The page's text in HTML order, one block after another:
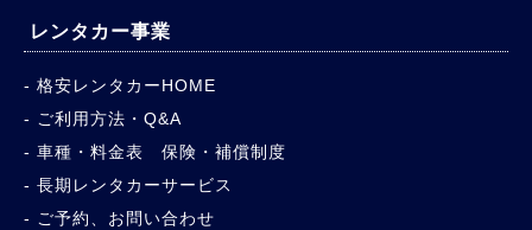
レンタカー事業
格安レンタカーHOME
ご利用方法・Q&A
車種・料金表 保険・補償制度
長期レンタカーサービス
ご予約、お問い合わせ